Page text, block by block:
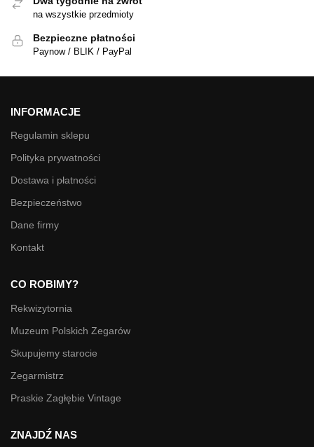
na wszystkie przedmioty
Bezpieczne płatności
Paynow / BLIK / PayPal
INFORMACJE
Regulamin sklepu
Polityka prywatności
Dostawa i płatności
Bezpieczeństwo
Dane firmy
Kontakt
CO ROBIMY?
Rekwizytornia
Muzeum Polskich Zegarów
Skupujemy starocie
Zegarmistrz
Praskie Zagłębie Vintage
ZNAJDŹ NAS